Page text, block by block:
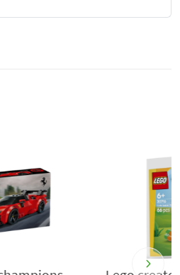
оръдие, отваряща се кабина
златна възпоменателна
А с приложението
си, докато строят. Комплектът
златен вариант на